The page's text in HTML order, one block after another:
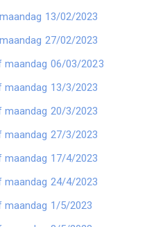
13/02/2023
27/02/2023
06/03/2023
13/3/2023
20/3/2023
27/3/2023
17/4/2023
24/4/2023
maandag 1/5/2023